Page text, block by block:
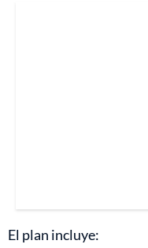
El plan incluye: